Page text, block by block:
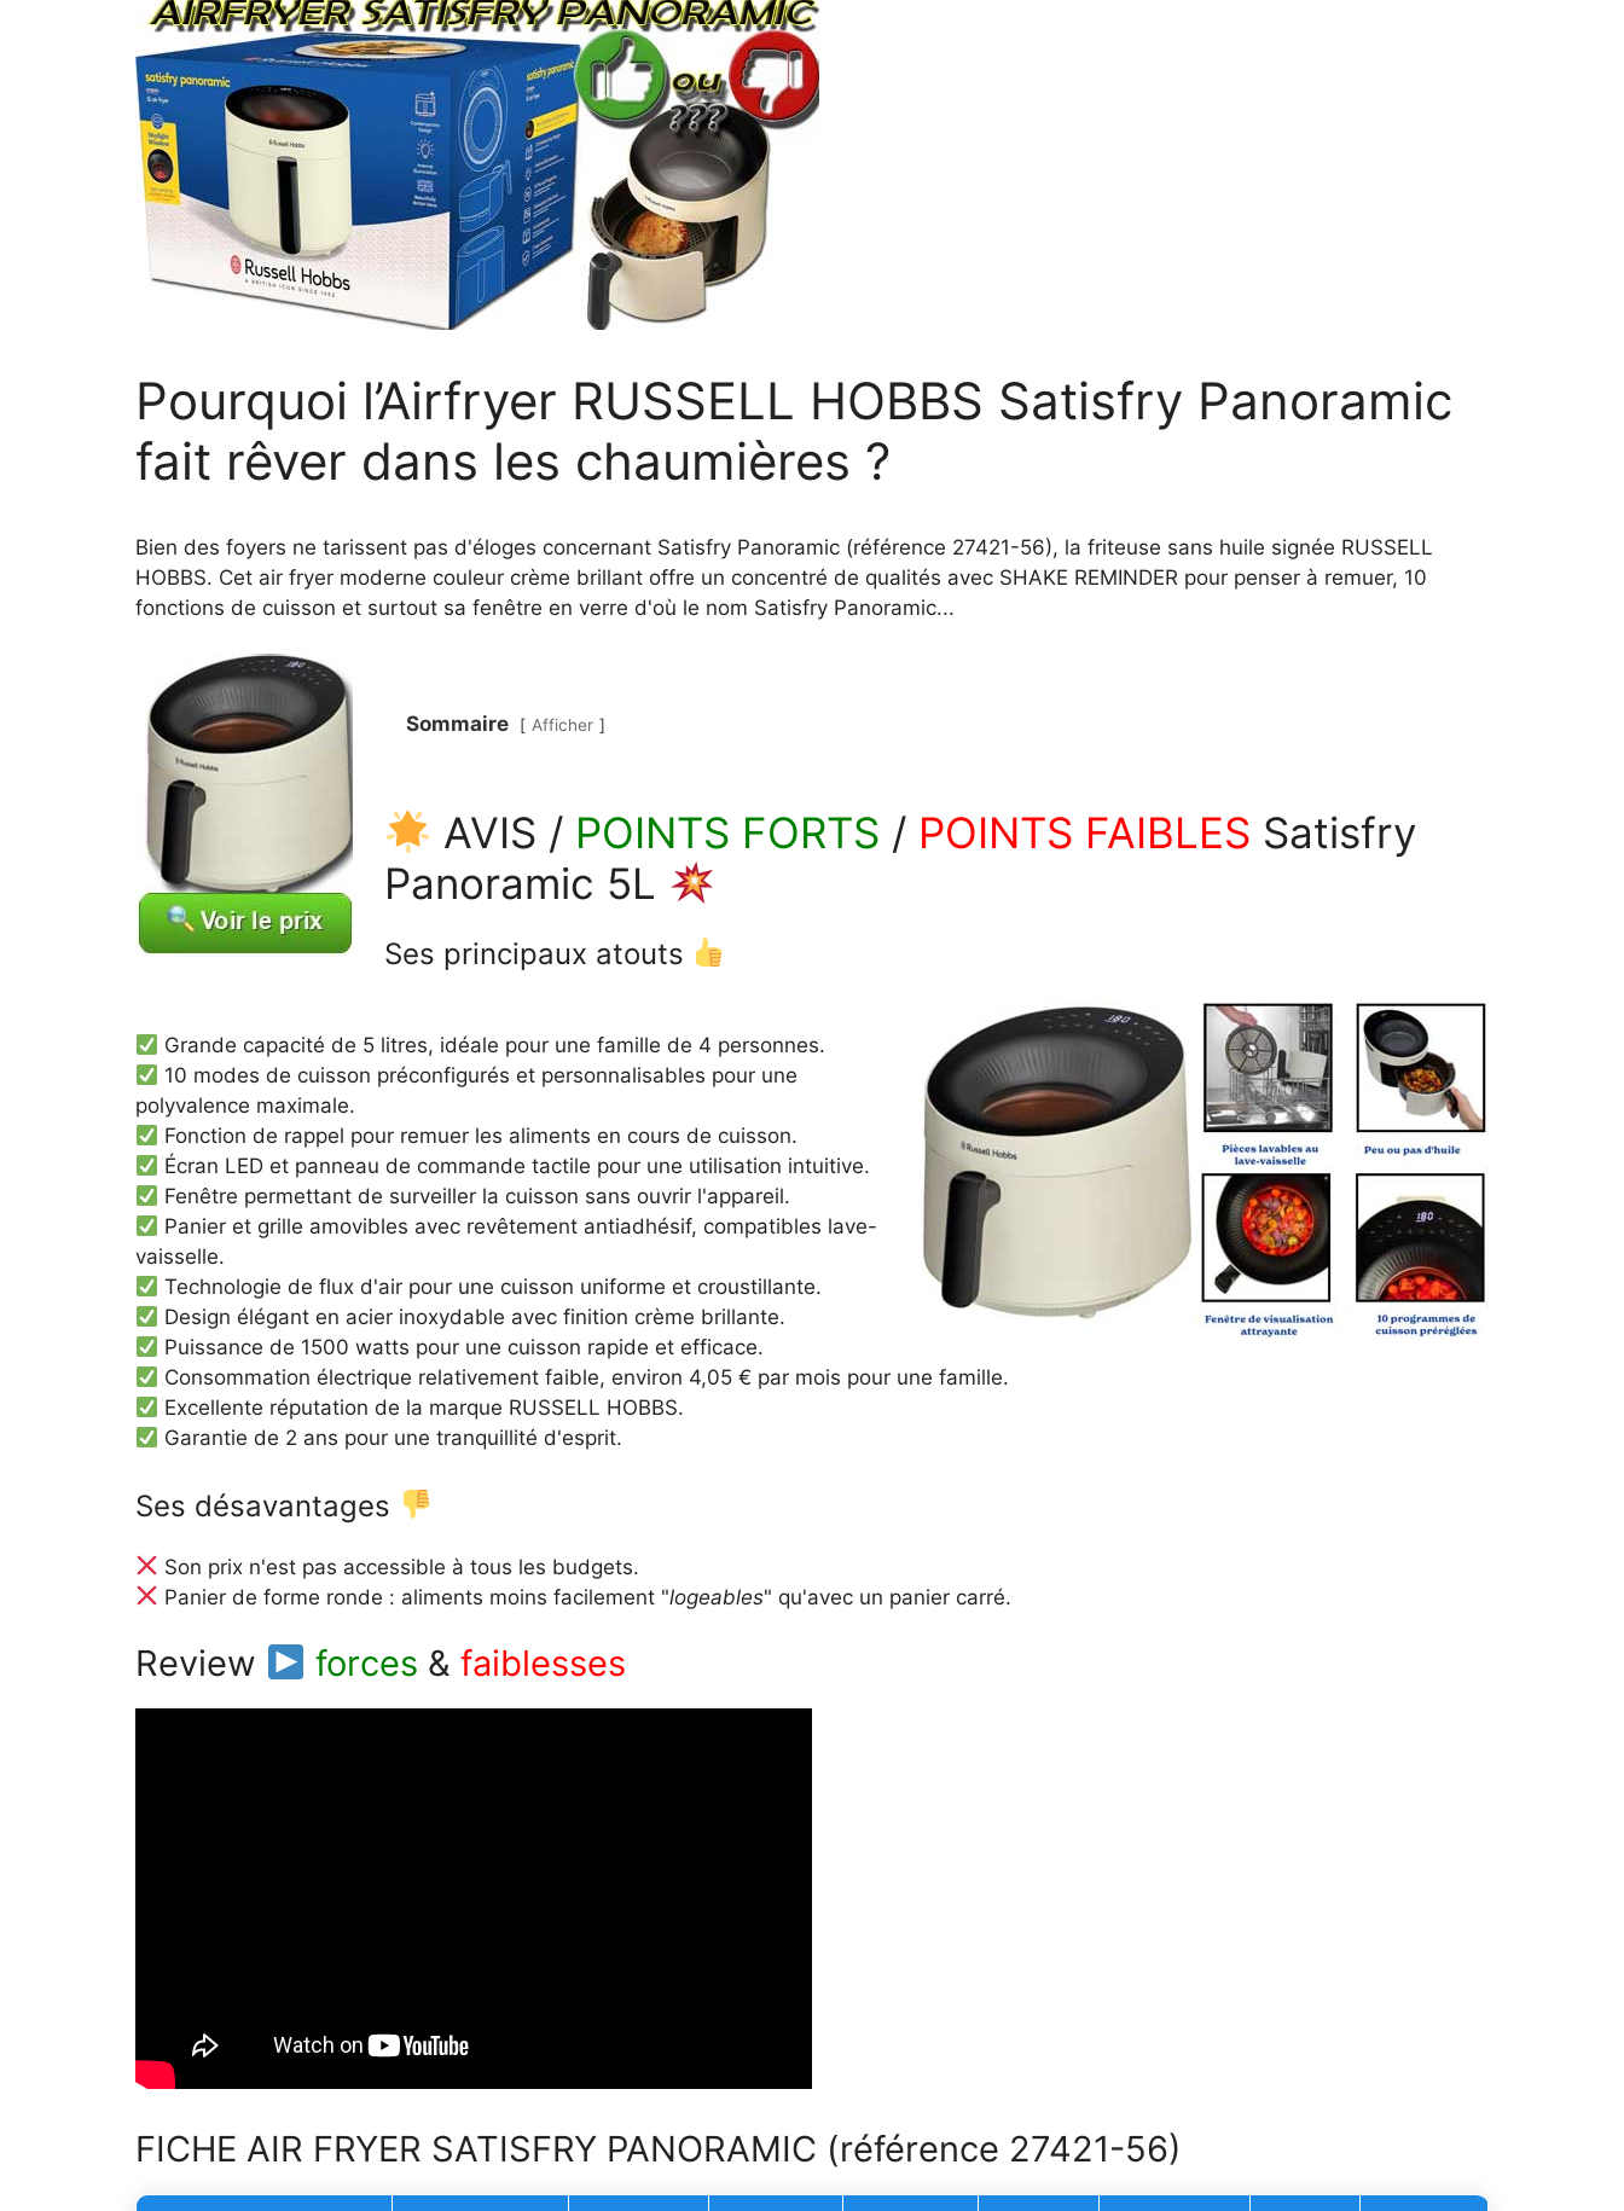
Pourquoi l’Airfryer RUSSELL HOBBS Satisfry Panoramic
fait rêver dans les chaumières ?
Bien des foyers ne tarissent pas d'éloges concernant Satisfry Panoramic (référence 27421-56), la friteuse sans huile signée RUSSELL
HOBBS. Cet air fryer moderne couleur crème brillant offre un concentré de qualités avec SHAKE REMINDER pour penser à remuer, 10
fonctions de cuisson et surtout sa fenêtre en verre d'où le nom Satisfry Panoramic...
Sommaire Afficher
AVIS / POINTS FORTS / POINTS FAIBLES Satisfry
Panoramic 5L
Ses principaux atouts
Grande capacité de 5 litres, idéale pour une famille de 4 personnes.
10 modes de cuisson préconfigurés et personnalisables pour une
polyvalence maximale.
Fonction de rappel pour remuer les aliments en cours de cuisson.
Écran LED et panneau de commande tactile pour une utilisation intuitive.
Fenêtre permettant de surveiller la cuisson sans ouvrir l'appareil.
Panier et grille amovibles avec revêtement antiadhésif, compatibles lave-
vaisselle.
Technologie de flux d'air pour une cuisson uniforme et croustillante.
Design élégant en acier inoxydable avec finition crème brillante.
Puissance de 1500 watts pour une cuisson rapide et efficace.
Consommation électrique relativement faible, environ 4,05 € par mois pour une famille.
Excellente réputation de la marque RUSSELL HOBBS.
Garantie de 2 ans pour une tranquillité d'esprit.
Ses désavantages
Son prix n'est pas accessible à tous les budgets.
Panier de forme ronde : aliments moins facilement "logeables" qu'avec un panier carré.
Review forces &faiblesses
FICHE AIR FRYER SATISFRY PANORAMIC (référence 27421-56)